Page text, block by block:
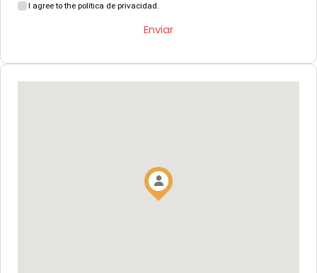
I agree to the política de privacidad.
Enviar